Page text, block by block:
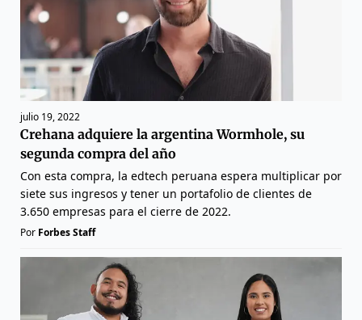
julio 19, 2022
Crehana adquiere la argentina Wormhole, su
segunda compra del año
Con esta compra, la edtech peruana espera multiplicar por
siete sus ingresos y tener un portafolio de clientes de
3.650 empresas para el cierre de 2022.
Por Forbes Staff